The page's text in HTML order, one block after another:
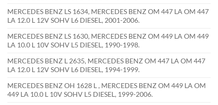
MERCEDES BENZ LS 1634, MERCEDES BENZ OM 447 LA OM 447
LA 12.0 L 12V SOHV L6 DIESEL, 2001-2006.
MERCEDES BENZ LS 1630, MERCEDES BENZ OM 449 LA OM 449
LA 10.0 L 10V SOHV L5 DIESEL, 1990-1998.
MERCEDES BENZ L 2635, MERCEDES BENZ OM 447 LA OM 447
LA 12.0 L 12V SOHV L6 DIESEL, 1994-1999.
MERCEDES BENZ OH 1628 L , MERCEDES BENZ OM 449 LA OM
449 LA 10.0 L 10V SOHV L5 DIESEL, 1999-2006.